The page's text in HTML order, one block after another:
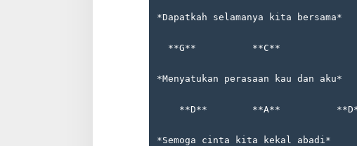
*Dapatkah selamanya kita bersama*
**G**          **C**
*Menyatukan perasaan kau dan aku*
**D**        **A**
*Semoga cinta kita kekal abadi*